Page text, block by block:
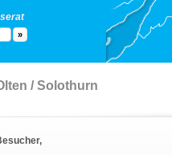
/ Solothurn